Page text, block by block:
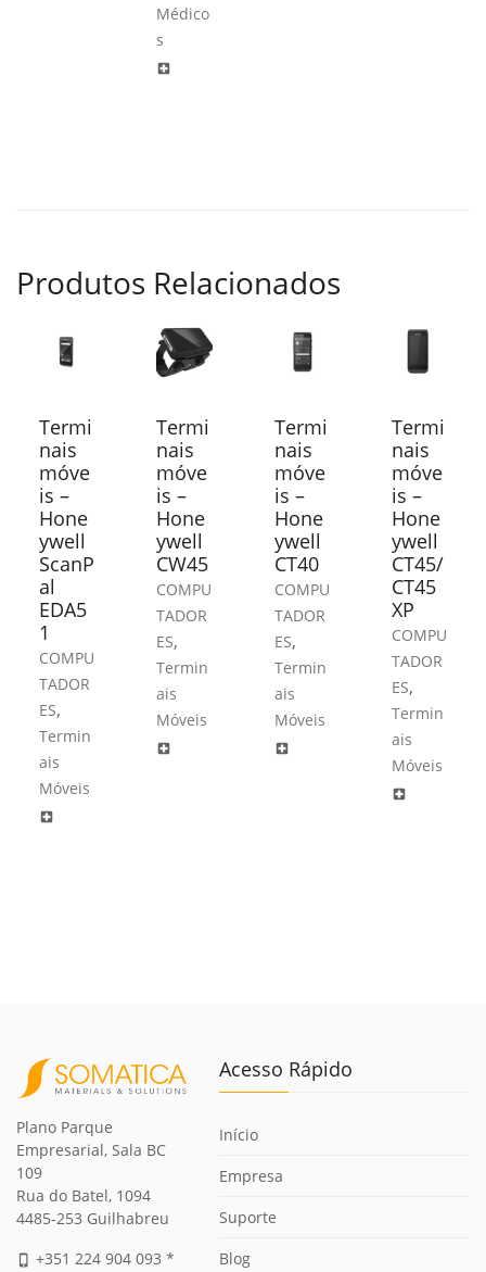
Médico
s
local_hospital
Produtos Relacionados
Termi
nais
móve
is –
Hone
ywell
ScanP
al
EDA5
1
COMPU
TADOR
ES,
Termin
ais
Móveis
local_hospital
Termi
nais
móve
is –
Hone
ywell
CW45
COMPU
TADOR
ES,
Termin
ais
Móveis
local_hospital
Termi
nais
móve
is –
Hone
ywell
CT40
COMPU
TADOR
ES,
Termin
ais
Móveis
local_hospital
Termi
nais
móve
is –
Hone
ywell
CT45/
CT45
XP
COMPU
TADOR
ES,
Termin
ais
Móveis
local_hospital
Plano Parque
Empresarial, Sala BC
109
Rua do Batel, 1094
4485-253 Guilhabreu
phone_iphone +351 224 904 093 *
Acesso Rápido
Início
Empresa
Suporte
Blog